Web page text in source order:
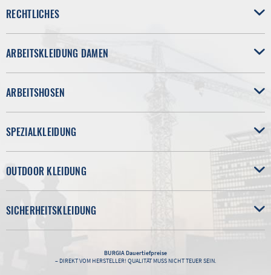
RECHTLICHES
ARBEITSKLEIDUNG DAMEN
ARBEITSHOSEN
SPEZIALKLEIDUNG
OUTDOOR KLEIDUNG
SICHERHEITSKLEIDUNG
BURGIADauertiefpreise
– DIREKT VOM HERSTELLER! QUALITÄT MUSS NICHT TEUER SEIN.